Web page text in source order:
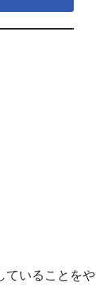
ていることをや